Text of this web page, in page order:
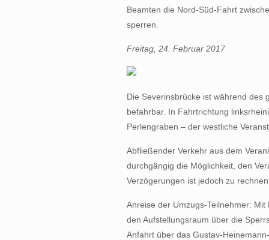
Beamten die Nord-Süd-Fahrt
sperren.
Freitag, 24. Februar 2017
Die Severinsbrücke ist während des
befahrbar. In Fahrtrichtung
Perlengraben – der westliche
Abfließender Verkehr aus dem
durchgängig die Möglichkeit, den
Verzögerungen ist jedoch zu
Anreise der Umzugs-Teilnehmer:
den Aufstellungsraum über die
Anfahrt über das Gustav-